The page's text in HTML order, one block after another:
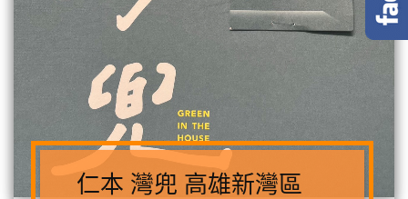
仁本 灣兜 高雄新灣區